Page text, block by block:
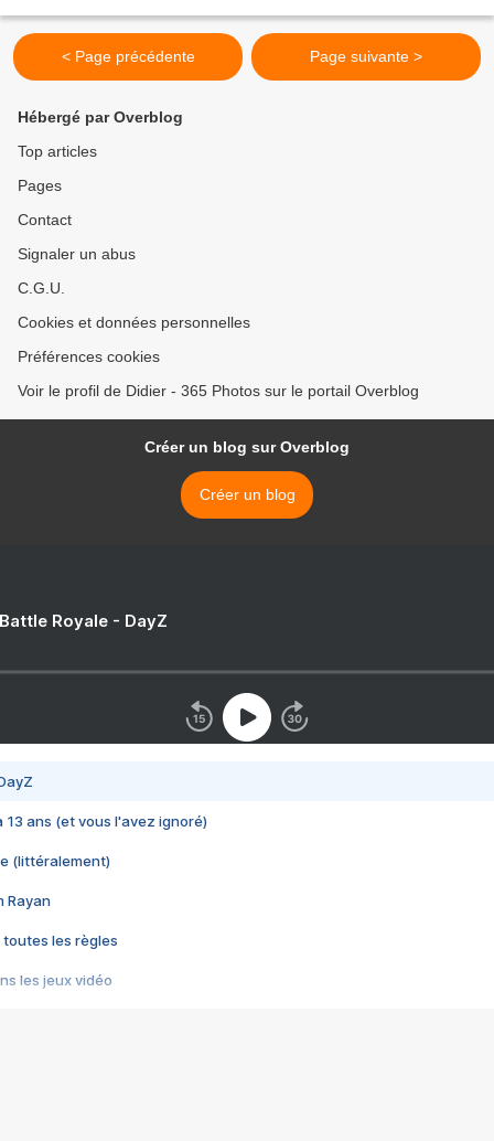
< Page précédente Page suivante >
Hébergé par Overblog
Top articles
Pages
Contact
Signaler un abus
C.G.U.
Cookies et données personnelles
Préférences cookies
Voir le profil de Didier - 365 Photos sur le portail Overblog
Créer un blog sur Overblog
Créer un blog
Royale - DayZ
13 ans (et vous l'avez ignoré)
(littéralement)
Rayan
toutes les règles
les jeux vidéo